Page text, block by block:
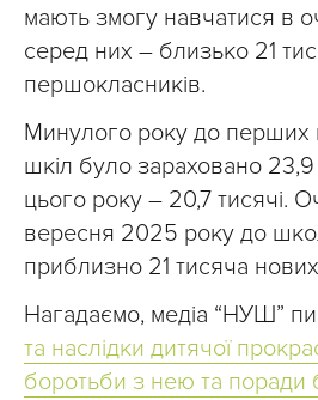
мають змогу навчатися в
серед них – близько 21
першокласників.
Минулого року до перших
шкіл було зараховано 23,9
цього року – 20,7 тисячі.
вересня 2025 року до
приблизно 21 тисяча
Нагадаємо, медіа “НУШ”
та наслідки дитячої
боротьби з нею та поради